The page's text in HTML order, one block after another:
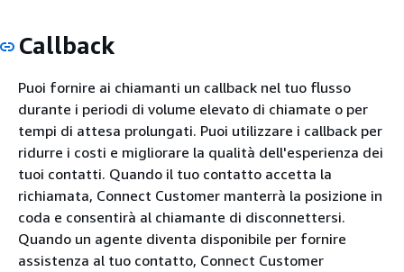
Callback
Puoi fornire ai chiamanti un callback nel tuo flusso
durante i periodi di volume elevato di chiamate o per
tempi di attesa prolungati. Puoi utilizzare i callback per
ridurre i costi e migliorare la qualità dell'esperienza dei
tuoi contatti. Quando il tuo contatto accetta la
richiamata, Connect Customer manterrà la posizione in
coda e consentirà al chiamante di disconnettersi.
Quando un agente diventa disponibile per fornire
assistenza al tuo contatto, Connect Customer